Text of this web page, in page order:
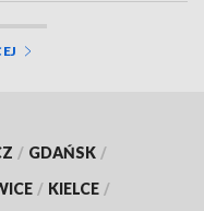
/ GDAŃSK /
/ KIELCE /